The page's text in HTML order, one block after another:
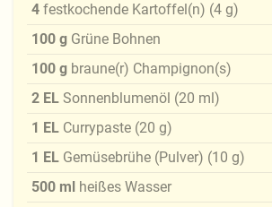
4 festkochende Kartoffel(n) (4 g)
100 g Grüne Bohnen
100 g braune(r) Champignon(s)
2 EL Sonnenblumenöl (20 ml)
1 EL Currypaste (20 g)
1 EL Gemüsebrühe (Pulver) (10 g)
500 ml heißes Wasser